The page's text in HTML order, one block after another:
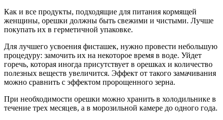
Как и все продукты, подходящие для питания кормящей
женщины, орешки должны быть свежими и чистыми. Лучше
покупать их в герметичной упаковке.
Для лучшего усвоения фисташек, нужно провести небольшую
процедуру: замочить их на некоторое время в воде. Уйдет
горечь, которая иногда присутствует в орешках и количество
полезных веществ увеличится. Эффект от такого замачивания
можно сравнить с эффектом пророщенного зерна.
При необходимости орешки можно хранить в холодильнике в
течение трех месяцев, а в морозильной камере до одного года.